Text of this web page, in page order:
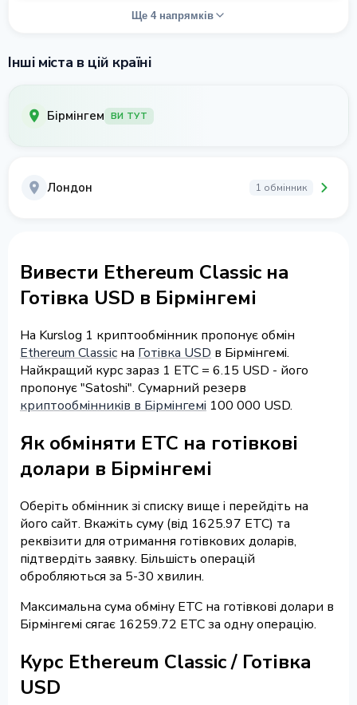
Ще 4 напрямків
Інші міста в цій країні
Бірмінгем ВИ ТУТ
Лондон 1 обмінник
Вивести Ethereum Classic на
Готівка USD в Бірмінгемі
На Kurslog 1 криптообмінник пропонує обмін
Ethereum Classic на Готівка USD в Бірмінгемі.
Найкращий курс зараз 1 ETC = 6.15 USD - його
пропонує "Satoshi". Сумарний резерв
криптообмінників в Бірмінгемі 100 000 USD.
Як обміняти ETC на готівкові
долари в Бірмінгемі
Оберіть обмінник зі списку вище і перейдіть на
його сайт. Вкажіть суму (від 1625.97 ETC) та
реквізити для отримання готівкових доларів,
підтвердіть заявку. Більшість операцій
обробляються за 5-30 хвилин.
Максимальна сума обміну ETC на готівкові долари в
Бірмінгемі сягає 16259.72 ETC за одну операцію.
Курс Ethereum Classic / Готівка
USD